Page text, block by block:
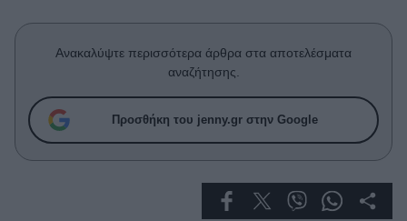
Celebrities
Συνεντεύξεις
True Stories
Ask the Guru
Success Stories
Ανακαλύψτε περισσότερα άρθρα στα αποτελέσματα
αναζήτησης.
Προσθήκη του jenny.gr στην Google